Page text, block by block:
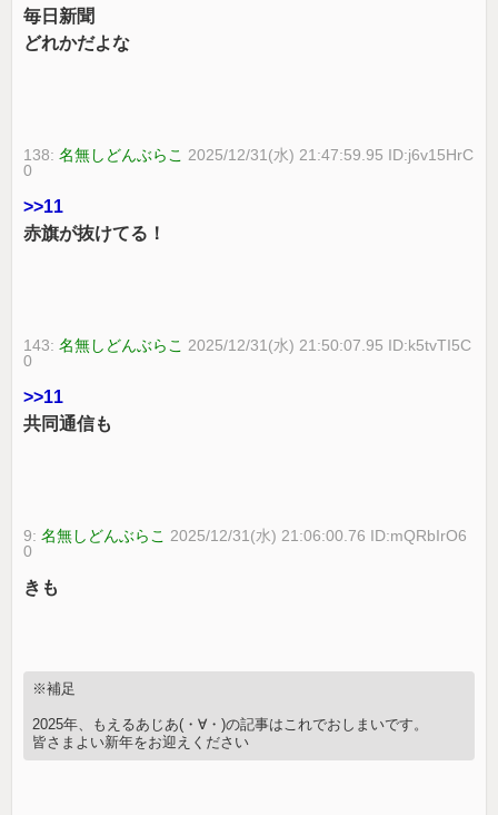
毎日新聞
どれかだよな
138:名無しどんぶらこ 2025/12/31(水) 21:47:59.95 ID:j6v15HrC
0
>>11
赤旗が抜けてる！
143:名無しどんぶらこ 2025/12/31(水) 21:50:07.95 ID:k5tvTI5C
0
>>11
共同通信も
9:名無しどんぶらこ 2025/12/31(水) 21:06:00.76 ID:mQRbIrO6
0
きも
※補足
2025年、もえるあじあ(・∀・)の記事はこれでおしまいです。
皆さまよい新年をお迎えください